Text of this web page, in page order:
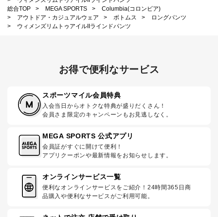
総合TOP
> MEGA SPORTS >
Columbia(コロンビア)
>
アウトドア・カジュアルウェア > ボトムス >
ロングパンツ
>
ウィメンズリムトゥアイルIIラインドパンツ
お得で便利なサービス
スポーツマイル会員特典
入会当日からオトクな特典が盛りだくさん！
会員さま限定のキャンペーンもお見逃しなく。
MEGA SPORTS 公式アプリ
会員証がすぐに開けて便利！
アプリクーポンや最新情報をお知らせします。
オンラインサービス一覧
便利なオンラインサービスをご紹介！24時間365日商
品購入や便利なサービスがご利用可能。